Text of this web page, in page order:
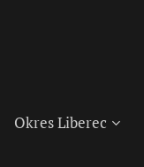
Okres Liberec